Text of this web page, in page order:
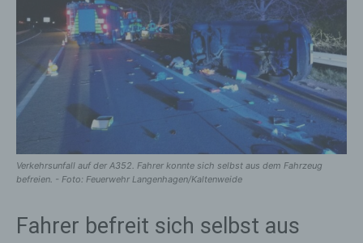
Verkehrsunfall auf der A352. Fahrer konnte sich selbst aus dem Fahrzeug
befreien. - Foto: Feuerwehr Langenhagen/Kaltenweide
Fahrer befreit sich selbst aus